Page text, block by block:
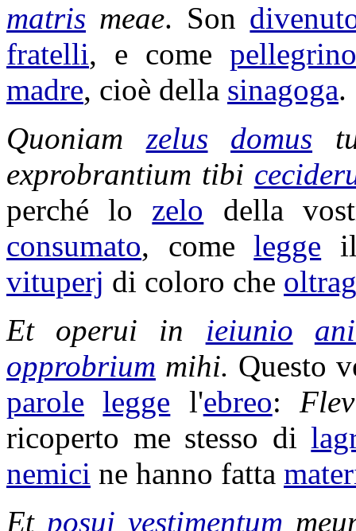
matris meae. Son
fratelli, e come
madre, cioè della sinagoga.
Quoniam zelus domus
exprobrantium tibi
perché lo zelo della
consumato, comelegge
vituperj di coloro che
Et operui in ieiunio
opprobrium mihi. Questo
parole legge l'ebreo:
ricoperto me stesso di
nemici ne hanno fatta
Et posui vestimentum